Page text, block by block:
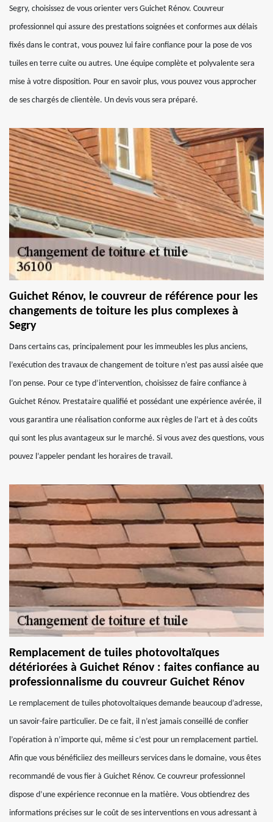
Segry, choisissez de vous orienter vers Guichet Rénov. Couvreur
professionnel qui assure des prestations soignées et conformes aux délais
fixés dans le contrat, vous pouvez lui faire confiance pour la pose de vos
tuiles en terre cuite ou autres. Une équipe complète et polyvalente sera
mise à votre disposition. Pour en savoir plus, vous pouvez vous approcher
de ses chargés de clientèle. Un devis vous sera préparé.
Guichet Rénov, le couvreur de référence pour les
changements de toiture les plus complexes à
Segry
Dans certains cas, principalement pour les immeubles les plus anciens,
l’exécution des travaux de changement de toiture n’est pas aussi aisée que
l’on pense. Pour ce type d’intervention, choisissez de faire confiance à
Guichet Rénov. Prestataire qualifié et possédant une expérience avérée, il
vous garantira une réalisation conforme aux règles de l’art et à des coûts
qui sont les plus avantageux sur le marché. Si vous avez des questions, vous
pouvez l’appeler pendant les horaires de travail.
Remplacement de tuiles photovoltaïques
détériorées à Guichet Rénov : faites confiance au
professionnalisme du couvreur Guichet Rénov
Le remplacement de tuiles photovoltaïques demande beaucoup d’adresse,
un savoir-faire particulier. De ce fait, il n’est jamais conseillé de confier
l’opération à n’importe qui, même si c’est pour un remplacement partiel.
Afin que vous bénéficiiez des meilleurs services dans le domaine, vous êtes
recommandé de vous fier à Guichet Rénov. Ce couvreur professionnel
dispose d’une expérience reconnue en la matière. Vous obtiendrez des
informations précises sur le coût de ses interventions en vous adressant à